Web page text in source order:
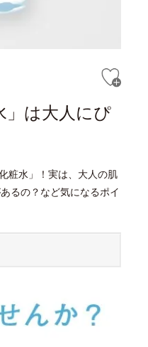
は大人にぴ
粧水」！実は、大人の肌
るの？など気になるポイ